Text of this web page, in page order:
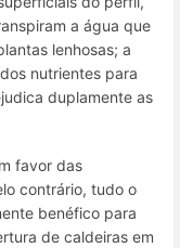
a água que
lenhosas; a
nutrientes para
duplamente as
favor das
contrário, tudo o
benéfico para
de caldeiras em